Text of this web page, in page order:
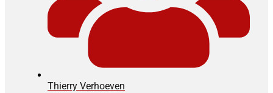
Thierry Verhoeven